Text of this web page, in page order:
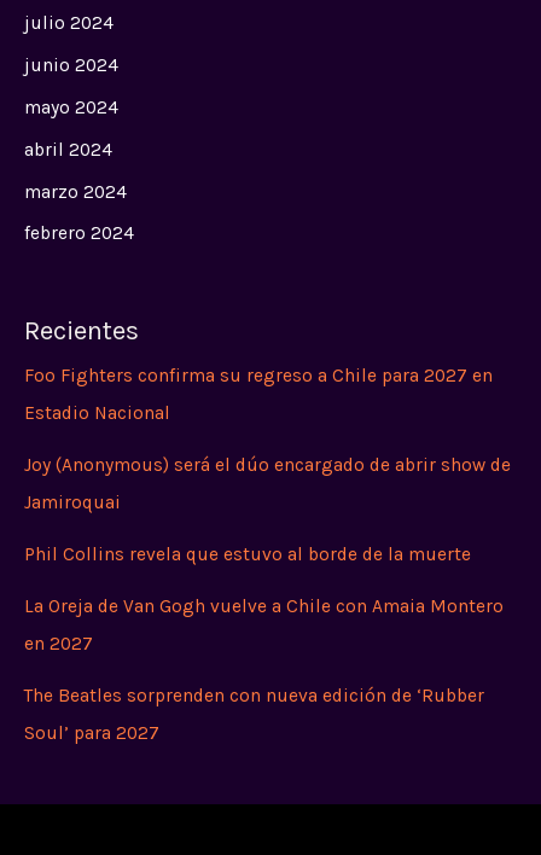
julio 2024
junio 2024
mayo 2024
abril 2024
marzo 2024
febrero 2024
Recientes
Foo Fighters confirma su regreso a Chile para 2027 en
Estadio Nacional
Joy (Anonymous) será el dúo encargado de abrir show de
Jamiroquai
Phil Collins revela que estuvo al borde de la muerte
La Oreja de Van Gogh vuelve a Chile con Amaia Montero
en 2027
The Beatles sorprenden con nueva edición de ‘Rubber
Soul’ para 2027